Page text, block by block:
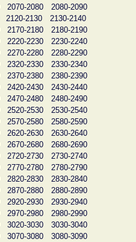
2070-2080
2080-2090
2120-2130
2130-2140
2170-2180
2180-2190
2220-2230
2230-2240
2270-2280
2280-2290
2320-2330
2330-2340
2370-2380
2380-2390
2420-2430
2430-2440
2470-2480
2480-2490
2520-2530
2530-2540
2570-2580
2580-2590
2620-2630
2630-2640
2670-2680
2680-2690
2720-2730
2730-2740
2770-2780
2780-2790
2820-2830
2830-2840
2870-2880
2880-2890
2920-2930
2930-2940
2970-2980
2980-2990
3020-3030
3030-3040
3070-3080
3080-3090